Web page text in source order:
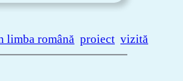
limba română proiect vizită